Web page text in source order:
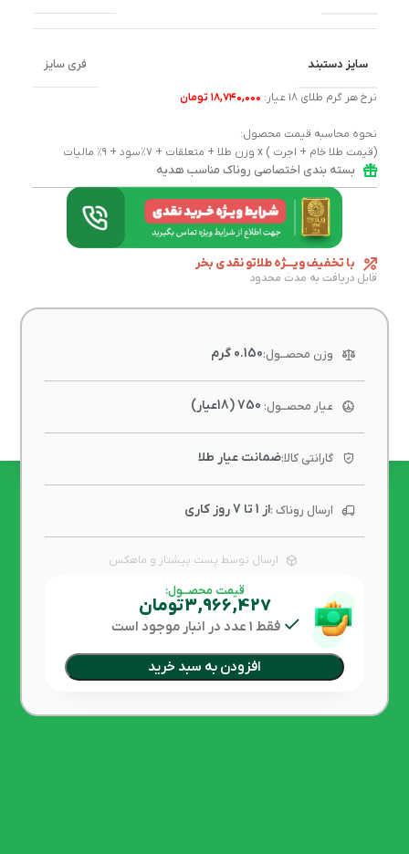
سایز دستبند فری سایز
نرخ هر گرم طلای ۱۸ عیار: ۱۸,۷۴۰,۰۰۰ تومان
نحوه محاسبه قیمت محصول:
(قیمت طلا خام + اجرت ) x وزن طلا + متعلقات + ۷٪سود + ۹٪ مالیات
بسته بندی اختصاصی روناک مناسب هدیه
با تخفیف ویـــژه طلاتو نقدی بخر
قابل دریافت به مدت محدود
وزن محصــول: 0.150 گرم
عیار محصــول:750 (18عیار)
گارانتی کالا: ضمانت عیار طلا